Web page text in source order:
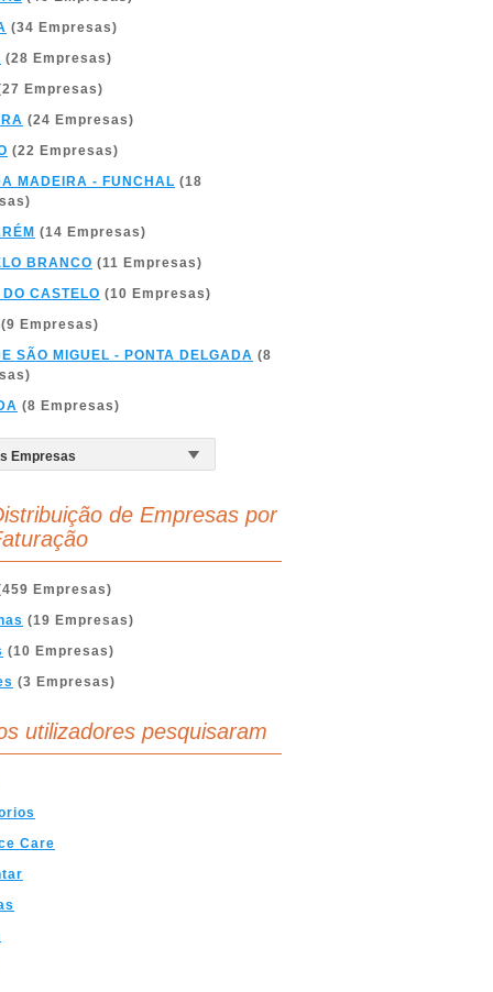
(34 Empresas)
(28 Empresas)
Empresas)
(24 Empresas)
(22 Empresas)
MADEIRA - FUNCHAL (18
(14 Empresas)
BRANCO (11 Empresas)
CASTELO (10 Empresas)
(9 Empresas)
SÃO MIGUEL - PONTA DELGADA (8
(8 Empresas)
de Empresas por
Empresas)
(19 Empresas)
(10 Empresas)
(3 Empresas)
utilizadores pesquisaram
Care